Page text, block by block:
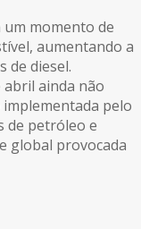
momento de
aumentando a
de diesel.
abril ainda não
pelo
de petróleo e
global provocada